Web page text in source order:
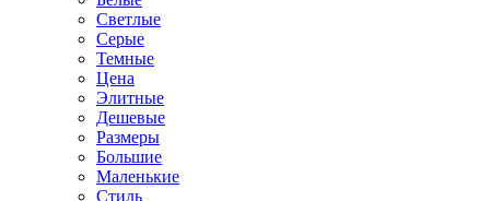
Светлые
Серые
Темные
Цена
Элитные
Дешевые
Размеры
Большие
Маленькие
Стиль